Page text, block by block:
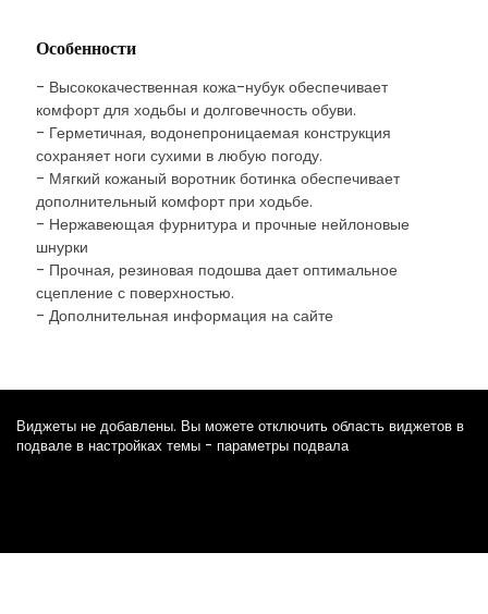
Особенности
- Высококачественная кожа-нубук обеспечивает
комфорт для ходьбы и долговечность обуви.
- Герметичная, водонепроницаемая конструкция
сохраняет ноги сухими в любую погоду.
- Мягкий кожаный воротник ботинка обеспечивает
дополнительный комфорт при ходьбе.
- Нержавеющая фурнитура и прочные нейлоновые
шнурки
- Прочная, резиновая подошва дает оптимальное
сцепление с поверхностью.
- Дополнительная информация на сайте
Виджеты не добавлены. Вы можете отключить область виджетов в
подвале в настройках темы - параметры подвала